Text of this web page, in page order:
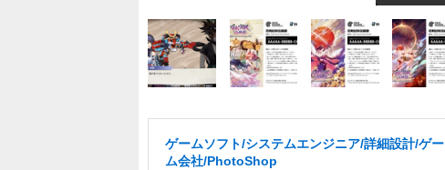
ゲームソフト/システムエンジニア/詳細設計/ゲー
ム会社/PhotoShop